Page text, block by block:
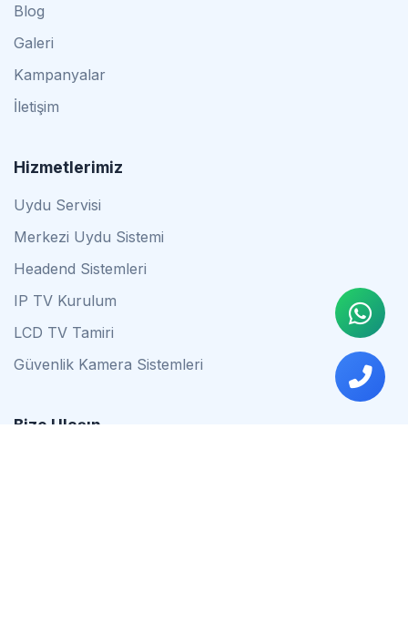
Blog
Galeri
Kampanyalar
İletişim
Hizmetlerimiz
Uydu Servisi
Merkezi Uydu Sistemi
Headend Sistemleri
IP TV Kurulum
LCD TV Tamiri
Güvenlik Kamera Sistemleri
Bize Ulaşın